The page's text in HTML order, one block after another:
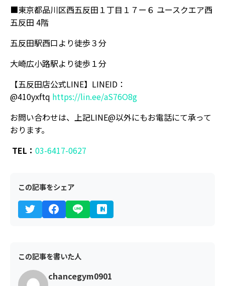
■東京都品川区西五反田１丁目１７ー６ ユースクエア西
五反田 4階
五反田駅西口より徒歩３分
大崎広小路駅より徒歩１分
【五反田店公式LINE】LINEID：
@410yxftq https://lin.ee/aS76O8g
お問い合わせは、上記LINE@以外にもお電話にて承って
おります。
TEL： 03-6417-0627
この記事をシェア
この記事を書いた人
chancegym0901